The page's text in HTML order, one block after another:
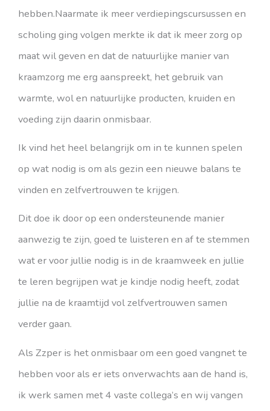
hebben.Naarmate ik meer verdiepingscursussen en
scholing ging volgen merkte ik dat ik meer zorg op
maat wil geven en dat de natuurlijke manier van
kraamzorg me erg aanspreekt, het gebruik van
warmte, wol en natuurlijke producten, kruiden en
voeding zijn daarin onmisbaar.
Ik vind het heel belangrijk om in te kunnen spelen
op wat nodig is om als gezin een nieuwe balans te
vinden en zelfvertrouwen te krijgen.
Dit doe ik door op een ondersteunende manier
aanwezig te zijn, goed te luisteren en af te stemmen
wat er voor jullie nodig is in de kraamweek en jullie
te leren begrijpen wat je kindje nodig heeft, zodat
jullie na de kraamtijd vol zelfvertrouwen samen
verder gaan.
Als Zzper is het onmisbaar om een goed vangnet te
hebben voor als er iets onverwachts aan de hand is,
ik werk samen met 4 vaste collega’s en wij vangen